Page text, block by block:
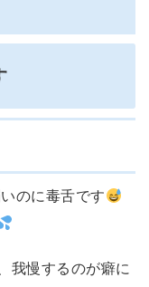
のに毒舌です
我慢するのが癖に